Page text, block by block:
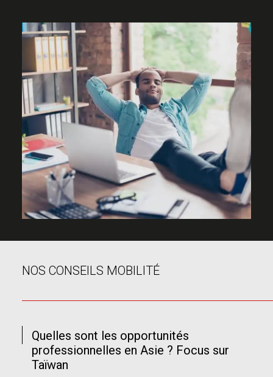
NOS CONSEILS MOBILITÉ
Quelles sont les opportunités
professionnelles en Asie ? Focus sur
Taïwan